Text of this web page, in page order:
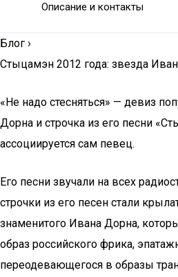
Описание и контакты
Блог ›
Стыцамэн 2012 года: звезда
«Не надо стесняться» — девиз
Дорна и строчка из его песни
ассоциируется сам певец.
Его песни звучали на всех
строчки из его песен стали
знаменитого Ивана Дорна,
образ российского фрика,
переодевающегося в образы